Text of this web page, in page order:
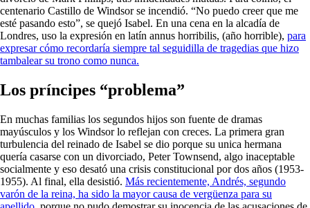
centenario Castillo de Windsor se incendió. “No puedo creer que me
esté pasando esto”, se quejó Isabel. En una cena en la alcadía de
Londres, uso la expresión en latín annus horribilis, (año horrible), para
expresar cómo recordaría siempre tal seguidilla de tragedias que hizo
tambalear su trono como nunca.
Los príncipes “problema”
En muchas familias los segundos hijos son fuente de dramas
mayúsculos y los Windsor lo reflejan con creces. La primera gran
turbulencia del reinado de Isabel se dio porque su unica hermana
quería casarse con un divorciado, Peter Townsend, algo inaceptable
socialmente y eso desató una crisis constitucional por dos años (1953-
1955). Al final, ella desistió. Más recientemente, Andrés, segundo
varón de la reina, ha sido la mayor causa de vergüenza para su